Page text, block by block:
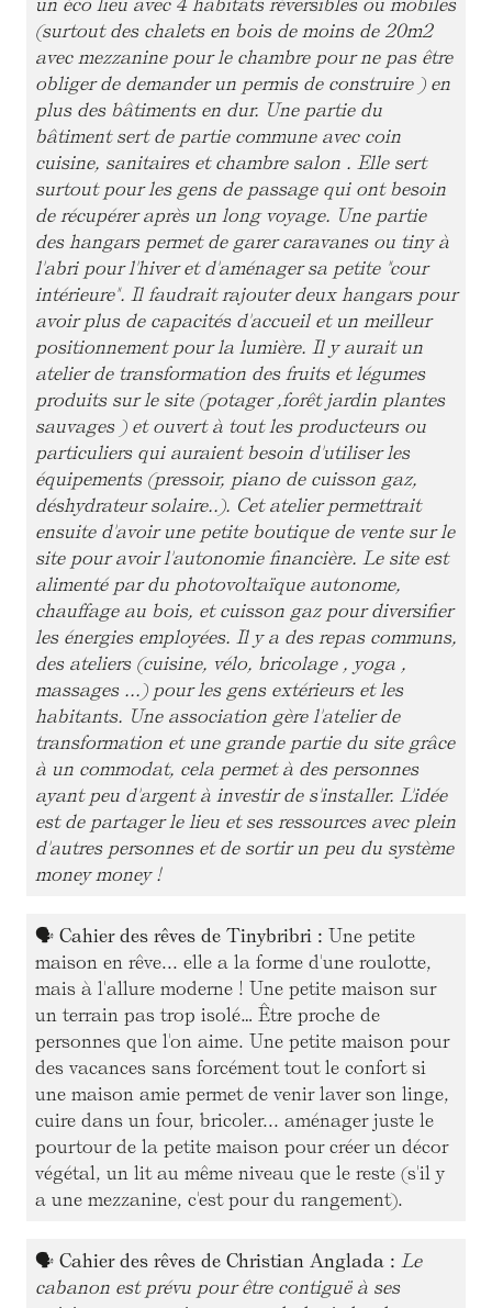
un éco lieu avec 4 habitats réversibles ou mobiles
(surtout des chalets en bois de moins de 20m2
avec mezzanine pour le chambre pour ne pas être
obliger de demander un permis de construire ) en
plus des bâtiments en dur. Une partie du
bâtiment sert de partie commune avec coin
cuisine, sanitaires et chambre salon . Elle sert
surtout pour les gens de passage qui ont besoin
de récupérer après un long voyage. Une partie
des hangars permet de garer caravanes ou tiny à
l'abri pour l'hiver et d'aménager sa petite "cour
intérieure". Il faudrait rajouter deux hangars pour
avoir plus de capacités d'accueil et un meilleur
positionnement pour la lumière. Il y aurait un
atelier de transformation des fruits et légumes
produits sur le site (potager ,forêt jardin plantes
sauvages ) et ouvert à tout les producteurs ou
particuliers qui auraient besoin d'utiliser les
équipements (pressoir, piano de cuisson gaz,
déshydrateur solaire..). Cet atelier permettrait
ensuite d'avoir une petite boutique de vente sur le
site pour avoir l'autonomie financière. Le site est
alimenté par du photovoltaïque autonome,
chauffage au bois, et cuisson gaz pour diversifier
les énergies employées. Il y a des repas communs,
des ateliers (cuisine, vélo, bricolage , yoga ,
massages ...) pour les gens extérieurs et les
habitants. Une association gère l'atelier de
transformation et une grande partie du site grâce
à un commodat, cela permet à des personnes
ayant peu d'argent à investir de s'installer. L'idée
est de partager le lieu et ses ressources avec plein
d'autres personnes et de sortir un peu du système
money money !
🗣 Cahier des rêves de Tinybribri : Une petite
maison en rêve... elle a la forme d'une roulotte,
mais à l'allure moderne ! Une petite maison sur
un terrain pas trop isolé… Être proche de
personnes que l'on aime. Une petite maison pour
des vacances sans forcément tout le confort si
une maison amie permet de venir laver son linge,
cuire dans un four, bricoler... aménager juste le
pourtour de la petite maison pour créer un décor
végétal, un lit au même niveau que le reste (s'il y
a une mezzanine, c'est pour du rangement).
🗣 Cahier des rêves de Christian Anglada : Le
cabanon est prévu pour être contiguë à ses